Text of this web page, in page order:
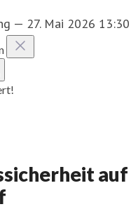
— 27. Mai 2026 13:30
auf